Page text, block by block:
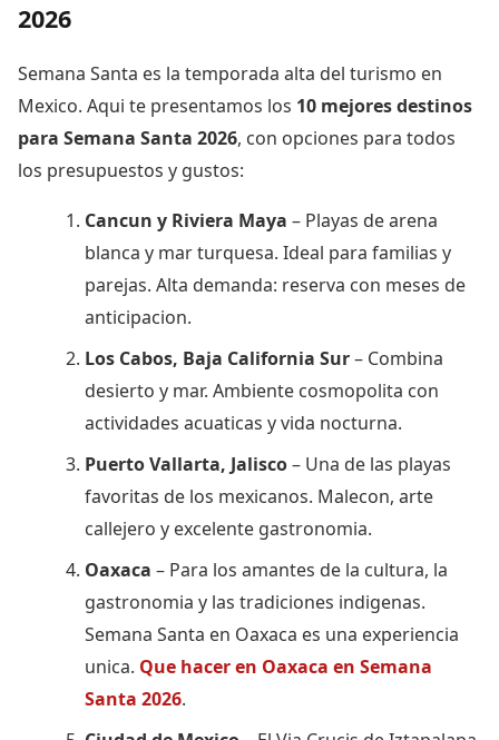
2026
Semana Santa es la temporada alta del turismo en
Mexico. Aqui te presentamos los 10 mejores destinos
para Semana Santa 2026, con opciones para todos
los presupuestos y gustos:
Cancun y Riviera Maya – Playas de arena
blanca y mar turquesa. Ideal para familias y
parejas. Alta demanda: reserva con meses de
anticipacion.
Los Cabos, Baja California Sur– Combina
desierto y mar. Ambiente cosmopolita con
actividades acuaticas y vida nocturna.
Puerto Vallarta, Jalisco– Una de las playas
favoritas de los mexicanos. Malecon, arte
callejero y excelente gastronomia.
Oaxaca – Para los amantes de la cultura, la
gastronomia y las tradiciones indigenas.
Semana Santa en Oaxaca es una experiencia
unica. Que hacer en Oaxaca en Semana
Santa 2026.